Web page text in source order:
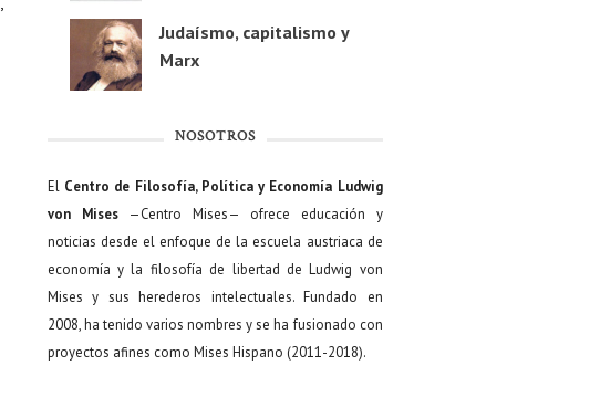
Judaísmo, capitalismo y
Marx
NOSOTROS
El Centro de Filosofía, Política y Economía Ludwig
von Mises—Centro Mises— ofrece educación y
noticias desde el enfoque de la escuela austriaca de
economía y la filosofía de libertad de Ludwig von
Mises y sus herederos intelectuales. Fundado en
2008, ha tenido varios nombres y se ha fusionado con
proyectos afines como Mises Hispano (2011-2018).